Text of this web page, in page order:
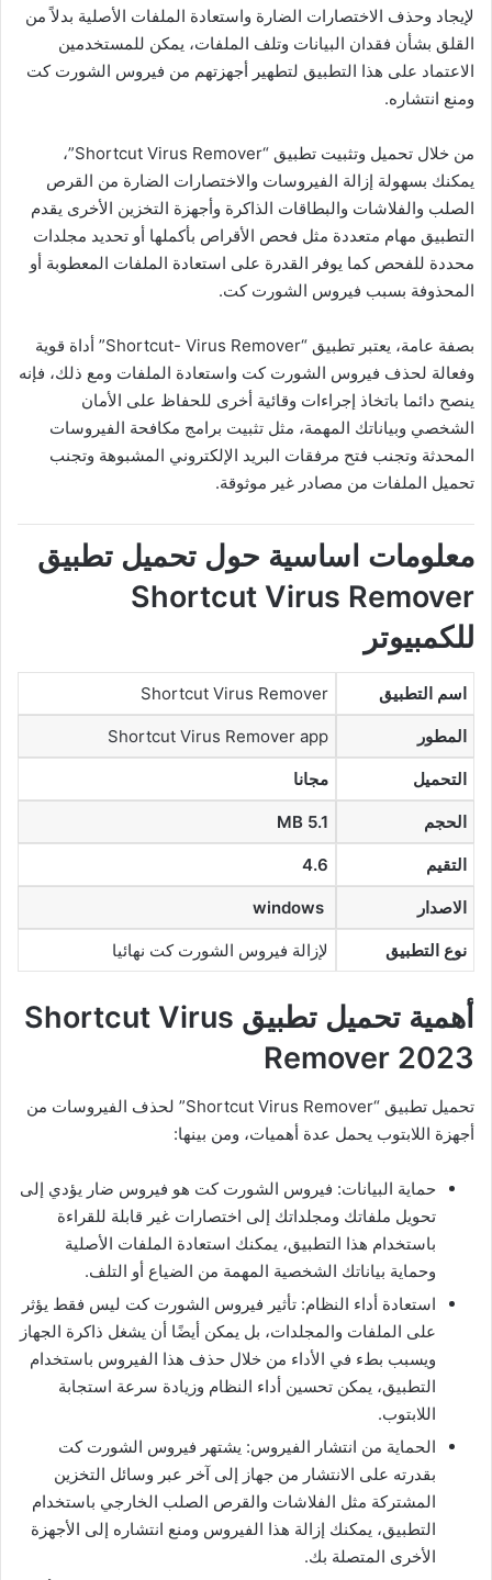
لإيجاد وحذف الاختصارات الضارة واستعادة الملفات الأصلية بدلاً من
القلق بشأن فقدان البيانات وتلف الملفات، يمكن للمستخدمين
الاعتماد على هذا التطبيق لتطهير أجهزتهم من فيروس الشورت كت
ومنع انتشاره.
من خلال تحميل وتثبيت تطبيق “Shortcut Virus Remover”،
يمكنك بسهولة إزالة الفيروسات والاختصارات الضارة من القرص
الصلب والفلاشات والبطاقات الذاكرة وأجهزة التخزين الأخرى يقدم
التطبيق مهام متعددة مثل فحص الأقراص بأكملها أو تحديد مجلدات
محددة للفحص كما يوفر القدرة على استعادة الملفات المعطوبة أو
المحذوفة بسبب فيروس الشورت كت.
بصفة عامة، يعتبر تطبيق “Shortcut- Virus Remover” أداة قوية
وفعالة لحذف فيروس الشورت كت واستعادة الملفات ومع ذلك، فإنه
ينصح دائما باتخاذ إجراءات وقائية أخرى للحفاظ على الأمان
الشخصي وبياناتك المهمة، مثل تثبيت برامج مكافحة الفيروسات
المحدثة وتجنب فتح مرفقات البريد الإلكتروني المشبوهة وتجنب
تحميل الملفات من مصادر غير موثوقة.
معلومات اساسية حول تحميل تطبيق
Shortcut Virus Remover
للكمبيوتر
اسم التطبيق Shortcut Virus Remover
المطور Shortcut Virus Remover app
التحميل مجانا
الحجم 5.1 MB
التقيم 4.6
الاصدار
نوع التطبيق لإزالة فيروس الشورت كت نهائيا
أهمية تحميل تطبيق Shortcut Virus
Remover 2023
تحميل تطبيق “Shortcut Virus Remover” لحذف الفيروسات من
أجهزة اللابتوب يحمل عدة أهميات، ومن بينها:
حماية البيانات: فيروس الشورت كت هو فيروس ضار يؤدي إلى
تحويل ملفاتك ومجلداتك إلى اختصارات غير قابلة للقراءة
باستخدام هذا التطبيق، يمكنك استعادة الملفات الأصلية
وحماية بياناتك الشخصية المهمة من الضياع أو التلف.
استعادة أداء النظام: تأثير فيروس الشورت كت ليس فقط يؤثر
على الملفات والمجلدات، بل يمكن أيضًا أن يشغل ذاكرة الجهاز
ويسبب بطء في الأداء من خلال حذف هذا الفيروس باستخدام
التطبيق، يمكن تحسين أداء النظام وزيادة سرعة استجابة
اللابتوب.
الحماية من انتشار الفيروس: يشتهر فيروس الشورت كت
بقدرته على الانتشار من جهاز إلى آخر عبر وسائل التخزين
المشتركة مثل الفلاشات والقرص الصلب الخارجي باستخدام
التطبيق، يمكنك إزالة هذا الفيروس ومنع انتشاره إلى الأجهزة
الأخرى المتصلة بك.